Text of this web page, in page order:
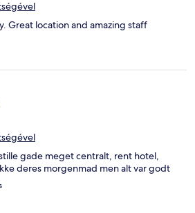
Great location and amazing staff
gade meget centralt, rent hotel,
deres morgenmad men alt var godt